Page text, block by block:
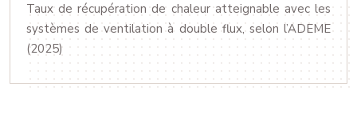
Taux de récupération de chaleur atteignable avec les
systèmes de ventilation à double flux, selon l’ADEME
(2025)